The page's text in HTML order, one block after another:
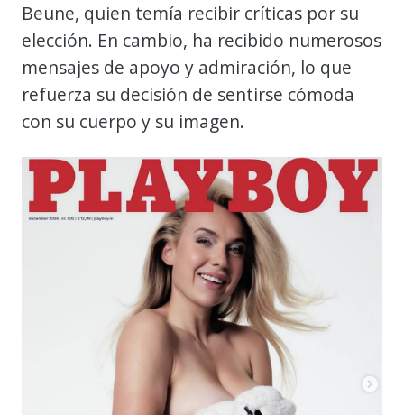
Beune, quien temía recibir críticas por su
elección. En cambio, ha recibido numerosos
mensajes de apoyo y admiración, lo que
refuerza su decisión de sentirse cómoda
con su cuerpo y su imagen.